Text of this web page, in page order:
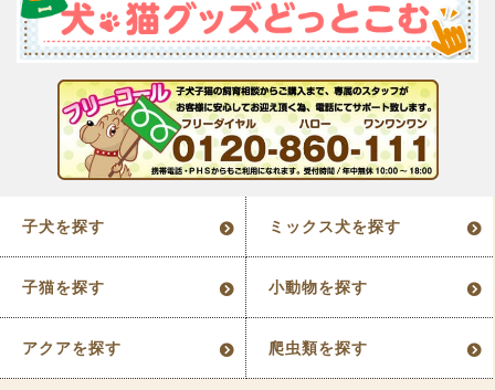
子犬を探す ミックス犬を探す
子猫を探す 小動物を探す
アクアを探す 爬虫類を探す